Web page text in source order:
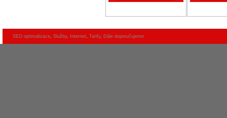
SEO optimalizace Služby, Internet Tarify, Dále doporučujeme